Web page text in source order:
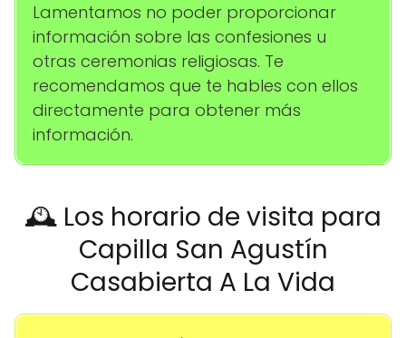
Lamentamos no poder proporcionar
información sobre las confesiones u
otras ceremonias religiosas. Te
recomendamos que te hables con ellos
directamente para obtener más
información.
🕰️ Los horario de visita para
Capilla San Agustín
Casabierta A La Vida